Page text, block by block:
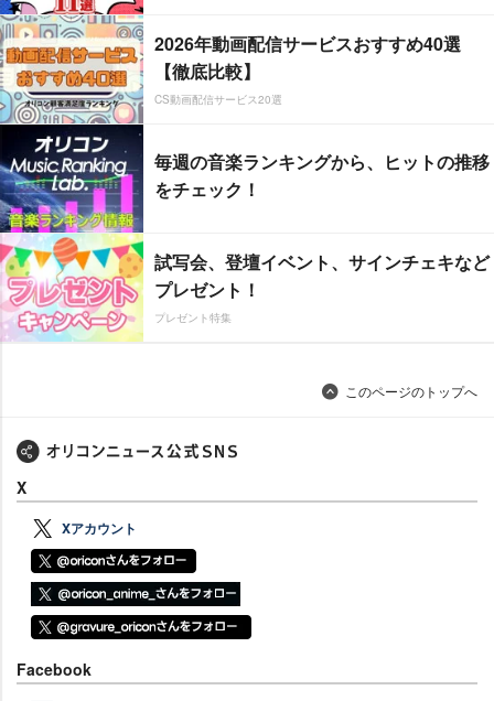
2026年動画配信サービスおすすめ40選
【徹底比較】
CS動画配信サービス20選
毎週の音楽ランキングから、ヒットの推移
をチェック！
試写会、登壇イベント、サインチェキなど
プレゼント！
プレゼント特集
このページのトップへ
X
Xアカウント
Facebook